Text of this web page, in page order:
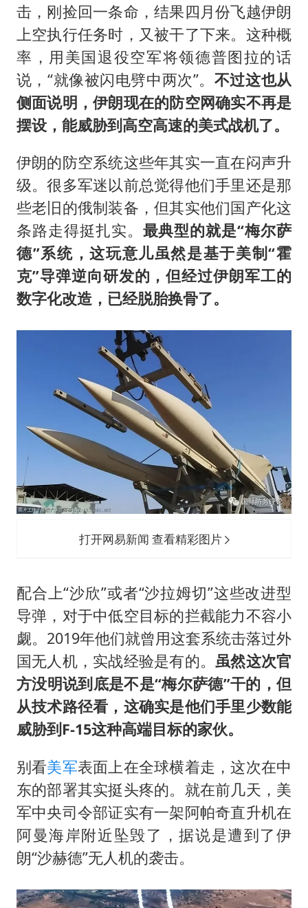
击，刚捡回一条命，结果四月份飞越伊朗
上空执行任务时，又被干了下来。这种概
率，用美国退役空军将领德普图拉的话
说，“就像被闪电劈中两次”。 不过这也从
侧面说明，伊朗现在的防空网确实不再是
摆设，能威胁到高空高速的美式战机了。
伊朗的防空系统这些年其实一直在闷声升
级。很多军迷以前总觉得他们手里还是那
些老旧的俄制装备，但其实他们国产化这
条路走得挺扎实。 最典型的就是“梅尔萨
德”系统，这玩意儿虽然是基于美制“霍
克”导弹逆向研发的，但经过伊朗军工的
数字化改造，已经脱胎换骨了。
打开网易新闻 查看精彩图片
配合上“沙欣”或者“沙拉姆切”这些改进型
导弹，对于中低空目标的拦截能力不容小
觑。2019年他们就曾用这套系统击落过外
国无人机，实战经验是有的。虽然这次官
方没明说到底是不是“梅尔萨德”干的，但
从技术路径看，这确实是他们手里少数能
威胁到F-15这种高端目标的家伙。
别看美军表面上在全球横着走，这次在中
东的部署其实挺头疼的。就在前几天，美
军中央司令部证实有一架阿帕奇直升机在
阿曼海岸附近坠毁了，据说是遭到了伊
朗“沙赫德”无人机的袭击。